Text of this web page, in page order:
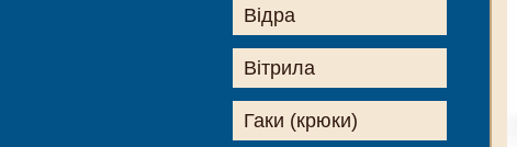
Відра
Вітрила
Гаки (крюки)